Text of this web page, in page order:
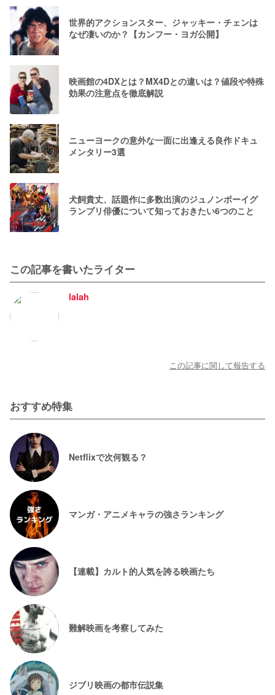
世界的アクションスター、ジャッキー・チェンは
なぜ凄いのか？【カンフー・ヨガ公開】
映画館の4DXとは？MX4Dとの違いは？値段や特殊
効果の注意点を徹底解説
ニューヨークの意外な一面に出逢える良作ドキュ
メンタリー3選
犬飼貴丈、話題作に多数出演のジュノンボーイグ
ランプリ俳優について知っておきたい6つのこと
この記事を書いたライター
lalah
この記事に関して報告する
おすすめ特集
Netflixで次何観る？
マンガ・アニメキャラの強さランキング
【連載】カルト的人気を誇る映画たち
難解映画を考察してみた
ジブリ映画の都市伝説集